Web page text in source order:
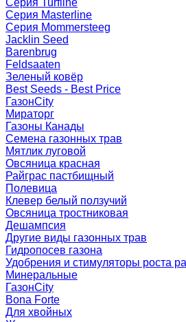
Серия Turfline
Серия Masterline
Серия Mommersteeg
Jacklin Seed
Barenbrug
Feldsaaten
Зеленый ковёр
Best Seeds - Best Price
ГазонCity
Мираторг
Газоны Канады
Семена газонных трав
Мятлик луговой
Овсяница красная
Райграс пастбищный
Полевица
Клевер белый ползучий
Овсяница тростниковая
Дешампсия
Другие виды газонных трав
Гидропосев газона
Удобрения и стимуляторы роста
Минеральные
ГазонCity
Bona Forte
Для хвойных